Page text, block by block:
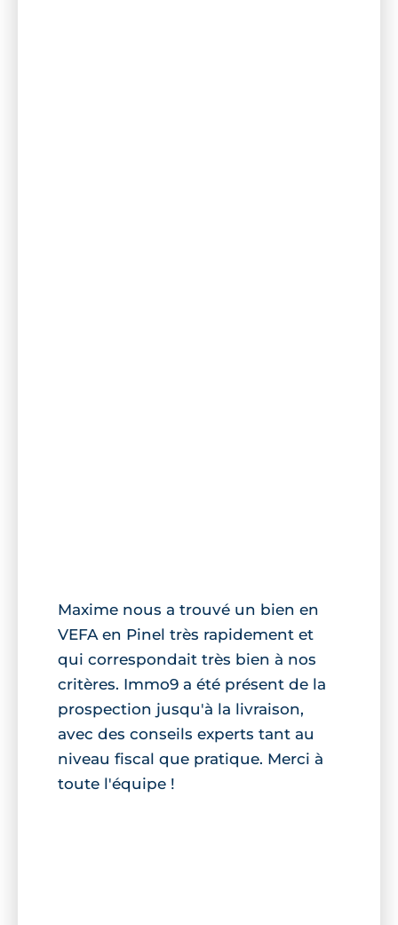
Maxime nous a trouvé un bien en
VEFA en Pinel très rapidement et
qui correspondait très bien à nos
critères. Immo9 a été présent de la
prospection jusqu'à la livraison,
avec des conseils experts tant au
niveau fiscal que pratique. Merci à
toute l'équipe !